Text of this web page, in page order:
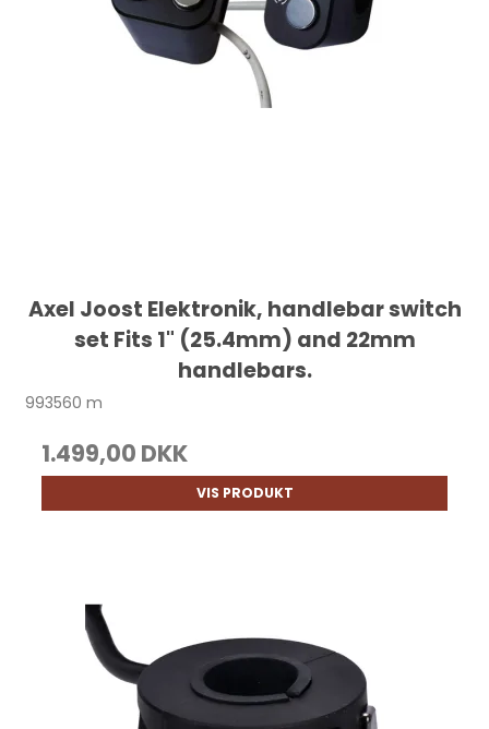
Axel Joost Elektronik, handlebar switch
set Fits 1" (25.4mm) and 22mm
handlebars.
993560 m
1.499,00 DKK
VIS PRODUKT